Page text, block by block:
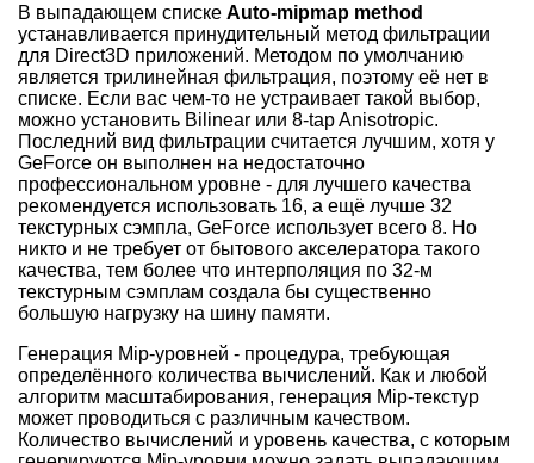
В выпадающем списке Auto-mipmap method
устанавливается принудительный метод фильтрации
для Direct3D приложений. Методом по умолчанию
является трилинейная фильтрация, поэтому её нет в
списке. Если вас чем-то не устраивает такой выбор,
можно установить Bilinear или 8-tap Anisotropic.
Последний вид фильтрации считается лучшим, хотя у
GeForce он выполнен на недостаточно
профессиональном уровне - для лучшего качества
рекомендуется использовать 16, а ещё лучше 32
текстурных сэмпла, GeForce использует всего 8. Но
никто и не требует от бытового акселератора такого
качества, тем более что интерполяция по 32-м
текстурным сэмплам создала бы существенно
большую нагрузку на шину памяти.
Генерация Mip-уровней - процедура, требующая
определённого количества вычислений. Как и любой
алгоритм масштабирования, генерация Mip-текстур
может проводиться с различным качеством.
Количество вычислений и уровень качества, с которым